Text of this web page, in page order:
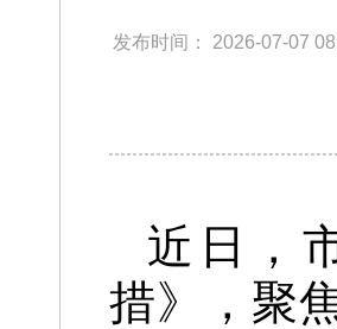
发布时间： 2026-07-07
近日，
措》，聚